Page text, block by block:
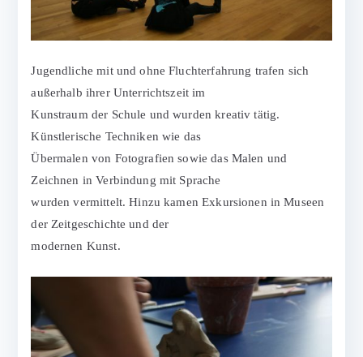
Jugendliche mit und ohne Fluchterfahrung trafen sich
außerhalb ihrer Unterrichtszeit im
Kunstraum der Schule und wurden kreativ tätig.
Künstlerische Techniken wie das
Übermalen von Fotografien sowie das Malen und
Zeichnen in Verbindung mit Sprache
wurden vermittelt. Hinzu kamen Exkursionen in Museen
der Zeitgeschichte und der
modernen Kunst.